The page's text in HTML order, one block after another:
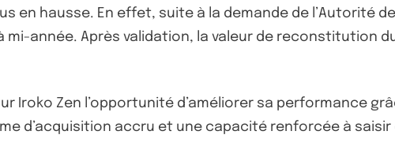
en hausse. En effet, suite à la demande de l’Autorité
année. Après validation, la valeur de reconstitution
Iroko Zen l’opportunité d’améliorer sa performance
d’acquisition accru et une capacité renforcée à